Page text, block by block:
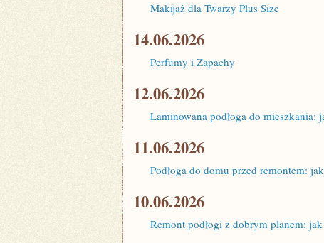
Makijaż dla Twarzy Plus Size
14.06.2026
Perfumy i Zapachy
12.06.2026
Laminowana podłoga do mieszkania:
11.06.2026
Podłoga do domu przed remontem:
10.06.2026
Remont podłogi z dobrym planem: